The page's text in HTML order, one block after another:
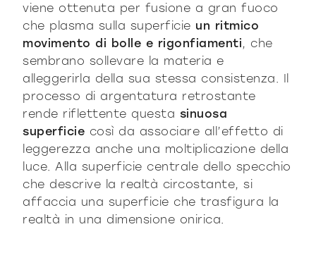
viene ottenuta per fusione a gran fuoco
che plasma sulla superficie un ritmico
movimento di bolle e rigonfiamenti, che
sembrano sollevare la materia e
alleggerirla della sua stessa consistenza. Il
processo di argentatura retrostante
rende riflettente questa sinuosa
superficie così da associare all’effetto di
leggerezza anche una moltiplicazione della
luce. Alla superficie centrale dello specchio
che descrive la realtà circostante, si
affaccia una superficie che trasfigura la
realtà in una dimensione onirica.